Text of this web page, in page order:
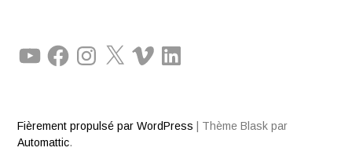
YouTubeFacebookInstagram
X Vimeo LinkedIn
Fièrement propulsé par WordPress
Thème Blask par
Automattic.